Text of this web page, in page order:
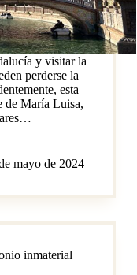
y visitar la
perderse la
esta
de María Luisa,
mayo de 2024
inmaterial